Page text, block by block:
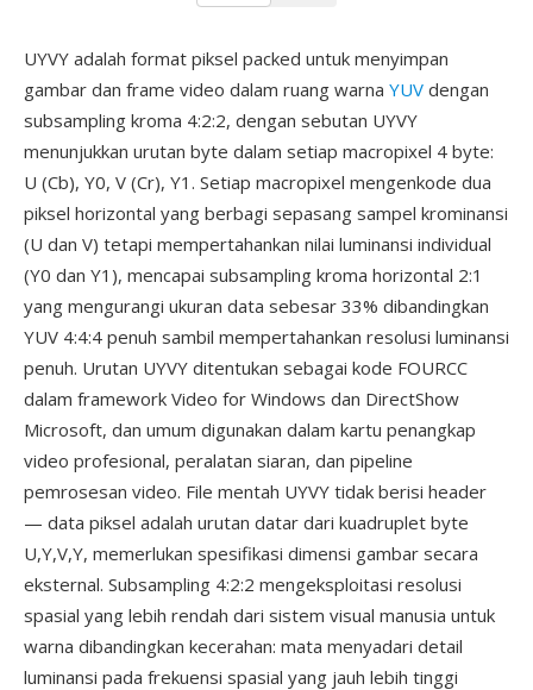
UYVY adalah format piksel packed untuk menyimpan
gambar dan frame video dalam ruang warna YUV dengan
subsampling kroma 4:2:2, dengan sebutan UYVY
menunjukkan urutan byte dalam setiap macropixel 4 byte:
U (Cb), Y0, V (Cr), Y1. Setiap macropixel mengenkode dua
piksel horizontal yang berbagi sepasang sampel krominansi
(U dan V) tetapi mempertahankan nilai luminansi individual
(Y0 dan Y1), mencapai subsampling kroma horizontal 2:1
yang mengurangi ukuran data sebesar 33% dibandingkan
YUV 4:4:4 penuh sambil mempertahankan resolusi luminansi
penuh. Urutan UYVY ditentukan sebagai kode FOURCC
dalam framework Video for Windows dan DirectShow
Microsoft, dan umum digunakan dalam kartu penangkap
video profesional, peralatan siaran, dan pipeline
pemrosesan video. File mentah UYVY tidak berisi header
— data piksel adalah urutan datar dari kuadruplet byte
U,Y,V,Y, memerlukan spesifikasi dimensi gambar secara
eksternal. Subsampling 4:2:2 mengeksploitasi resolusi
spasial yang lebih rendah dari sistem visual manusia untuk
warna dibandingkan kecerahan: mata menyadari detail
luminansi pada frekuensi spasial yang jauh lebih tinggi